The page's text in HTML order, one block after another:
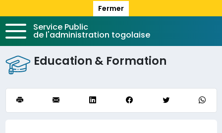
Fermer
Service Public
de l'administration togolaise
Education & Formation